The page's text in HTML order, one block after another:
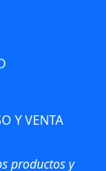
Y VENTA
productos y